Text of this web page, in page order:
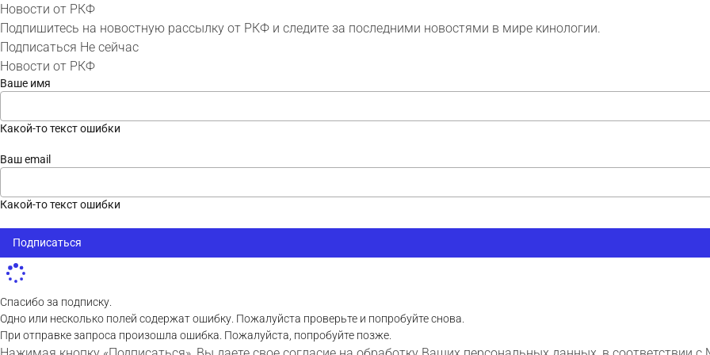
Новости от РКФ
Подпишитесь на новостную рассылку от РКФ и следите за последними новостями в мире кинологии.
Подписаться Не сейчас
Новости от РКФ
Ваше имя
Какой-то текст ошибки
Ваш email
Какой-то текст ошибки
Подписаться
Спасибо за подписку.
Одно или несколько полей содержат ошибку. Пожалуйста проверьте и попробуйте снова.
При отправке запроса произошла ошибка. Пожалуйста, попробуйте позже.